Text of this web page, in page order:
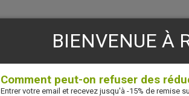
BIENVENUE À
Comment peut-on refuser des
Entrer votre email et recevez jusqu'à -15% de remise